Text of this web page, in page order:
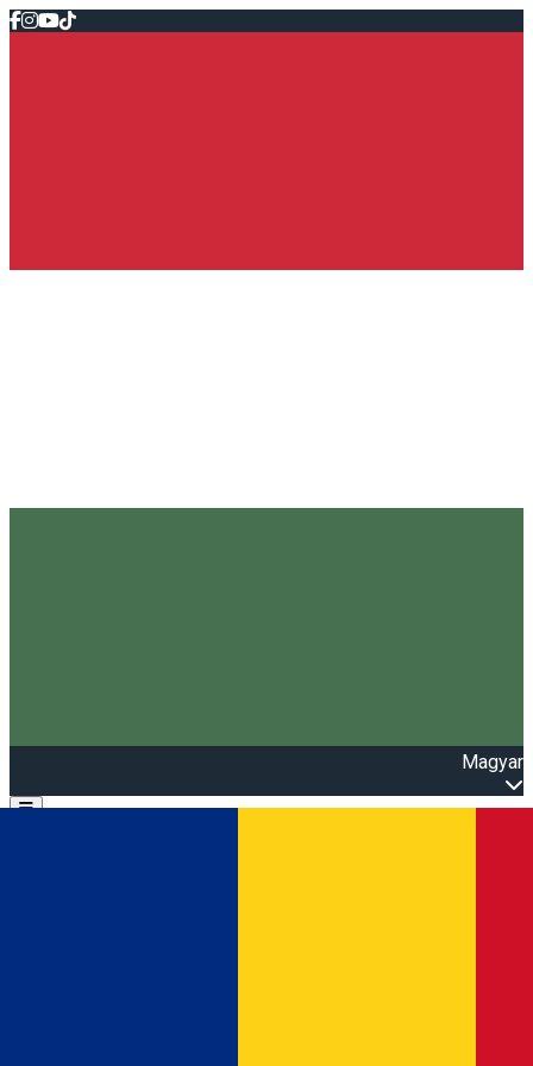
Magyar
Open main menu